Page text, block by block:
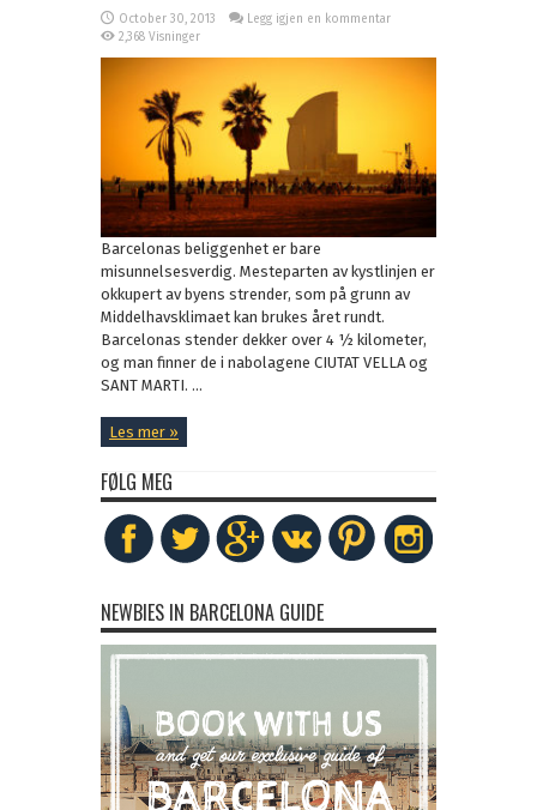
October 30, 2013
Legg igjen en kommentar
2,368 Visninger
Barcelonas beliggenhet er bare
misunnelsesverdig. Mesteparten av kystlinjen er
okkupert av byens strender, som på grunn av
Middelhavsklimaet kan brukes året rundt.
Barcelonas stender dekker over 4 ½ kilometer,
og man finner de i nabolagene CIUTAT VELLA og
SANT MARTI. ...
Les mer »
FØLG MEG
NEWBIES IN BARCELONA GUIDE